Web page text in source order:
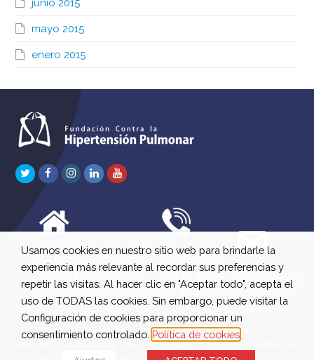
junio 2015
mayo 2015
enero 2015
TwitterFacebook
Instagram
LinkedInYoutube
C/ Río Jordán 7 bajo
A 28981 Parla Madrid
647 630 515
661 73 42 04
613 22 15 27
info@fchp.es
© 2026 Fundación Contra la Hipertensión Pulmonar
Términos legales|Aviso Legal
Usamos cookies en nuestro sitio web para brindarle la
experiencia más relevante al recordar sus preferencias y
repetir las visitas. Al hacer clic en "Aceptar todo", acepta el
uso de TODAS las cookies. Sin embargo, puede visitar la
Configuración de cookies para proporcionar un
consentimiento controlado. Política de cookies